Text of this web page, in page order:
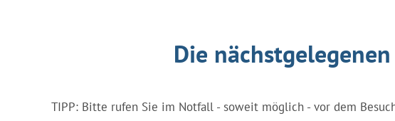
Die
TIPP: Bitte rufen Sie im Notfall - soweit möglich - vor dem